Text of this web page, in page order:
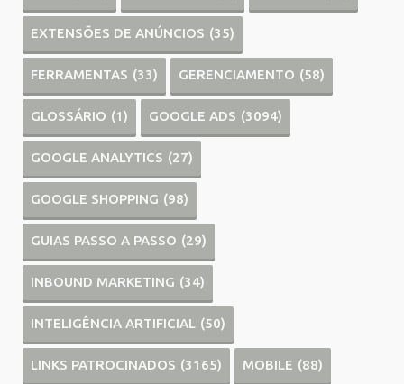
EXTENSÕES DE ANÚNCIOS (35)
FERRAMENTAS (33) GERENCIAMENTO (58)
GLOSSÁRIO (1) GOOGLE ADS (3094)
GOOGLE ANALYTICS (27)
GOOGLE SHOPPING (98)
GUIAS PASSO A PASSO (29)
INBOUND MARKETING (34)
INTELIGÊNCIA ARTIFICIAL (50)
LINKS PATROCINADOS (3165) MOBILE (88)